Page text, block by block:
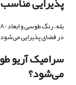
در فضای پذیرایی
سرامیک آریو
می‌شود؟